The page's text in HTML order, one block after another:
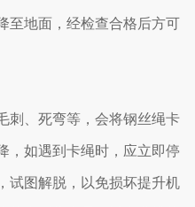
至地面，经检查合格后方可
、死弯等，会将钢丝绳卡
，如遇到卡绳时，应立即停
试图解脱，以免损坏提升机